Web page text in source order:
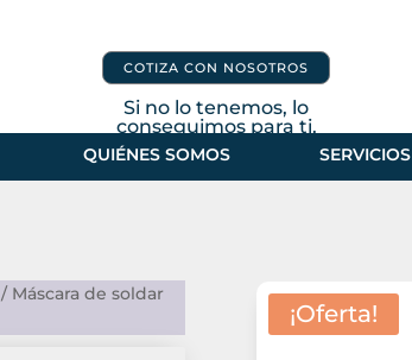
COTIZA CON NOSOTROS
Si no lo tenemos, lo
conseguimos para ti.
QUIÉNES SOMOS SERVICIOS
/ Máscara de soldar
¡Oferta!